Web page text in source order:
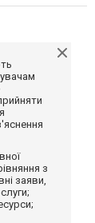
з
заяви,